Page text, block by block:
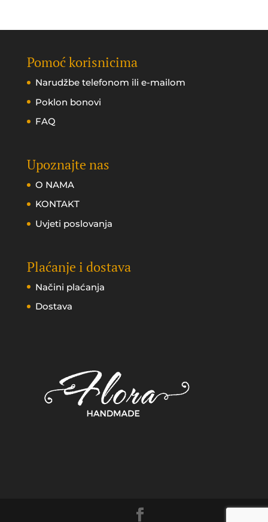
Pomoć korisnicima
Narudžbe telefonom ili e-mailom
Poklon bonovi
FAQ
Upoznajte nas
O NAMA
KONTAKT
Uvjeti poslovanja
Plaćanje i dostava
Načini plaćanja
Dostava